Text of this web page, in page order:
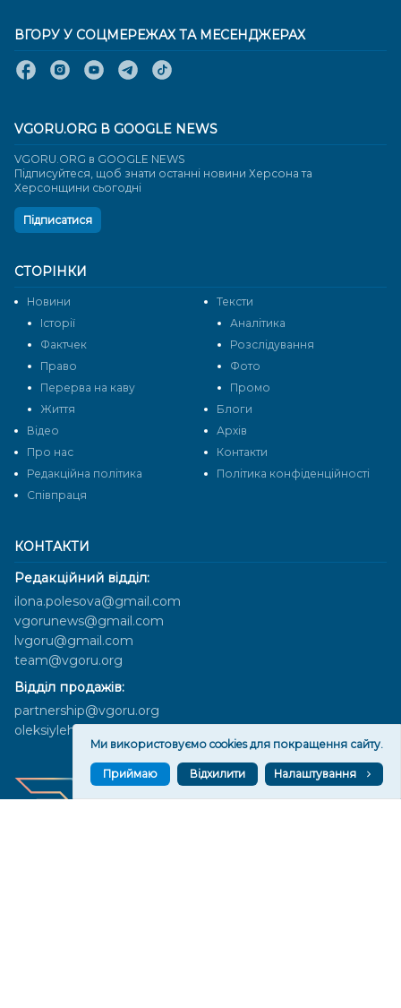
КОНТАКТИ
Редакційний відділ:
ilona.polesova@gmail.com
vgorunews@gmail.com
lvgoru@gmail.com
team@vgoru.org
Відділ продажів:
partnership@vgoru.org
oleksiylehen@vgoru.org
СТОРІНКИ
Новини
Тексти
Історії
Аналітика
Фактчек
Розслідування
Право
Фото
Перерва на каву
Промо
Життя
Блоги
Відео
Архів
Про нас
Контакти
Редакційна політика
Політика конфіденційності
Cпівпраця
ВГОРУ У СОЦМЕРЕЖАХ ТА МЕСЕНДЖЕРАХ
VGORU.ORG В GOOGLE NEWS
VGORU.ORG в GOOGLE NEWS
Підписуйтеся, щоб знати останні новини Херсона та
Херсонщини сьогодні
Підписатися
Ми використовуємо cookies для покращення сайту.
Приймаю Відхилити Налаштування